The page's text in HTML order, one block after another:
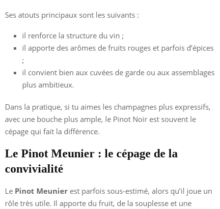
Ses atouts principaux sont les suivants :
il renforce la structure du vin ;
il apporte des arômes de fruits rouges et parfois d’épices
;
il convient bien aux cuvées de garde ou aux assemblages
plus ambitieux.
Dans la pratique, si tu aimes les champagnes plus expressifs,
avec une bouche plus ample, le Pinot Noir est souvent le
cépage qui fait la différence.
Le Pinot Meunier : le cépage de la
convivialité
Le Pinot Meunier est parfois sous-estimé, alors qu’il joue un
rôle très utile. Il apporte du fruit, de la souplesse et une